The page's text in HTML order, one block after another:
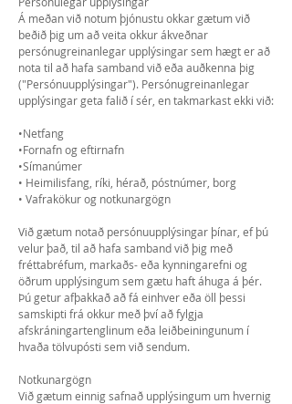
Á meðan við notum þjónustu okkar gætum við
beðið þig um að veita okkur ákveðnar
persónugreinanlegar upplýsingar sem hægt er að
nota til að hafa samband við eða auðkenna þig
("Persónuupplýsingar"). Persónugreinanlegar
upplýsingar geta falið í sér, en takmarkast ekki við:
•Netfang
•Fornafn og eftirnafn
•Símanúmer
• Heimilisfang, ríki, hérað, póstnúmer, borg
• Vafrakökur og notkunargögn
Við gætum notað persónuupplýsingar þínar, ef þú
velur það, til að hafa samband við þig með
fréttabréfum, markaðs- eða kynningarefni og
öðrum upplýsingum sem gætu haft áhuga á þér.
Þú getur afþakkað að fá einhver eða öll þessi
samskipti frá okkur með því að fylgja
afskráningartenglinum eða leiðbeiningunum í
hvaða tölvupósti sem við sendum.
Notkunargögn
Við gætum einnig safnað upplýsingum um hvernig